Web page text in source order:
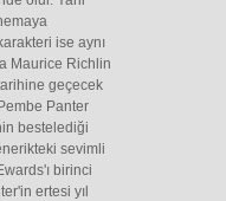
ise aynı
Maurice Richlin
geçecek
Panter
bestelediği
sevimli
birinci
ertesi yıl